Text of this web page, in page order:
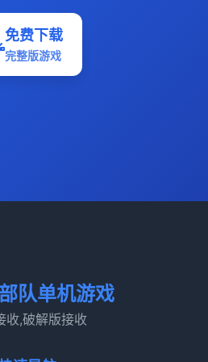
免费下载
完整版游戏
队单机游戏
收,破解版接收